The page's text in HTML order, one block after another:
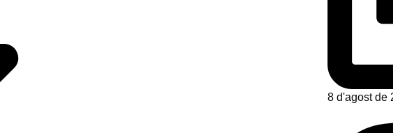
8 d'agost de